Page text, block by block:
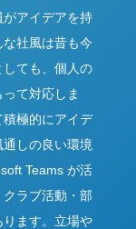
アイデアを持
社風は昔も今
ても、個人の
て対応しま
極的にアイデ
しの良い環境
Teams が活
ラブ活動・部
ます。立場や